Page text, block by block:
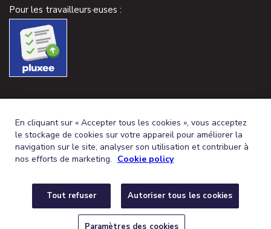
Pour les travailleurs·euses :
FRENCH (BELGIUM)
DEDEUTSCH (BELGIEN)
CONDITIONS GÉNÉRALES PROTECTION DE LA VIE PRIVÉE
En cliquant sur « Accepter tous les cookies », vous acceptez
le stockage de cookies sur votre appareil pour améliorer la
navigation sur le site, analyser son utilisation et contribuer à
nos efforts de marketing. Cookie policy
Tout refuser Autoriser tous les cookies
Paramètres des cookies